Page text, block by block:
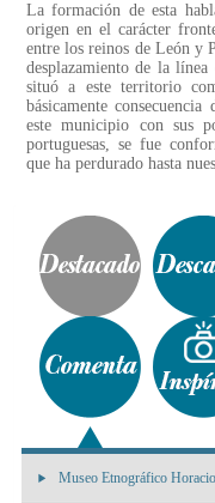
La formación de esta
origen en el carácter
entre los reinos de León y
desplazamiento de la
situó a este territorio
básicamente
este municipio con sus
portuguesas, se fue
que ha perdurado hasta
Museo Etnográfico